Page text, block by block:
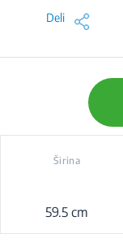
Deli
Širina
59.5 cm